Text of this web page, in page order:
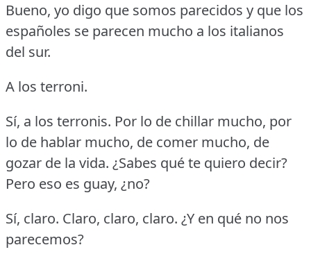
Bueno, yo digo que somos parecidos y que los
españoles se parecen mucho a los italianos
del sur.
A los terroni.
Sí, a los terronis. Por lo de chillar mucho, por
lo de hablar mucho, de comer mucho, de
gozar de la vida. ¿Sabes qué te quiero decir?
Pero eso es guay, ¿no?
Sí, claro. Claro, claro, claro. ¿Y en qué no nos
parecemos?